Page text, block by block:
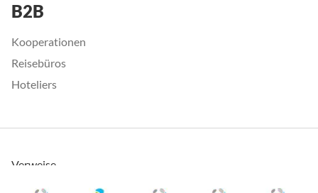
B2B
Kooperationen
Reisebüros
Hoteliers
Verweise